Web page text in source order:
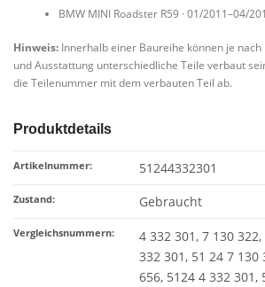
BMW MINI Roadster R59 · 01/2011–04/
Hinweis: Innerhalb einer Baureihe können je
und Ausstattung unterschiedliche Teile verbaut
die Teilenummer mit dem verbauten Teil ab.
Produktdetails
Artikelnummer: 51244332301
Zustand: Gebraucht
Vergleichsnummern:
4 332 301, 7 130
332 301, 51 24 7 130
656, 5124 4 332 301,